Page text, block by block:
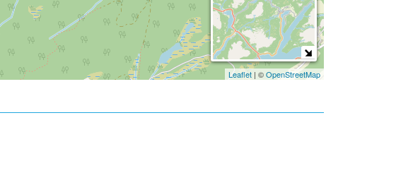
Leaflet | ©OpenStreetMap